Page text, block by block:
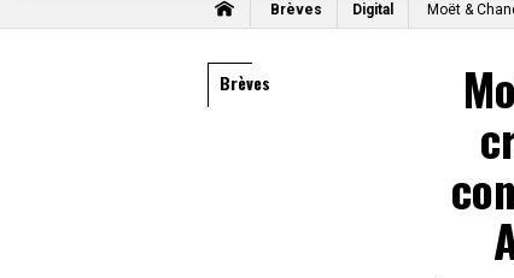
Brèves Digital Moët &
Brèves